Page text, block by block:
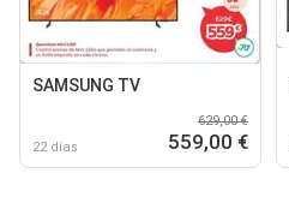
SAMSUNG TV
22 días
629,00 €
559,00 €